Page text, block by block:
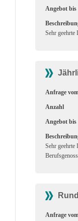
Angebot bis
Sehr
Anfrage
Anzahl
Angebot bis
Sehr
Anfrage